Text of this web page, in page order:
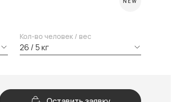
Кол-во человек / вес
26 / 5 кг